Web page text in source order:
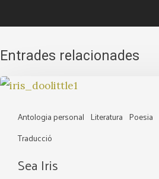
Entrades relacionades
Antologia personal Literatura Poesia
Traducció
Sea
Sea Iris